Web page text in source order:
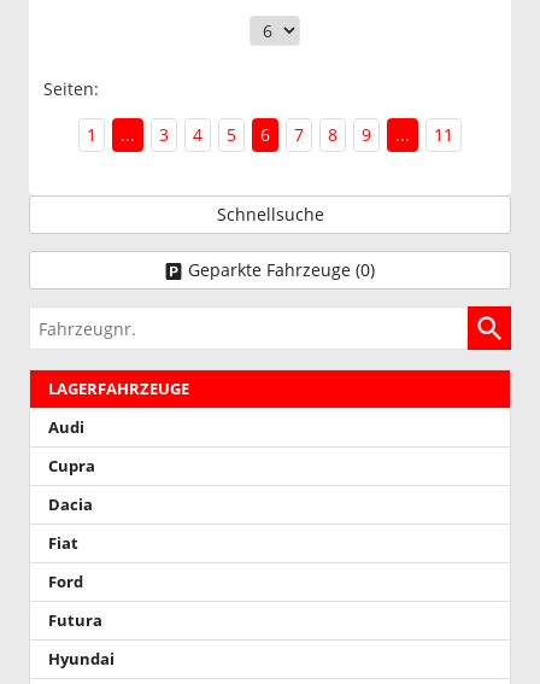
Seiten:
1
... 3 4 5 6 7 8 9 ... 11
Schnellsuche
Geparkte Fahrzeuge (0)
Fahrzeugnr.
LAGERFAHRZEUGE
Audi
Cupra
Dacia
Fiat
Ford
Futura
Hyundai